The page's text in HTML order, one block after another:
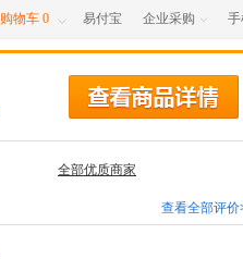
购物车 0  易付宝 企业采购 
全部优质商家
查看全部评价